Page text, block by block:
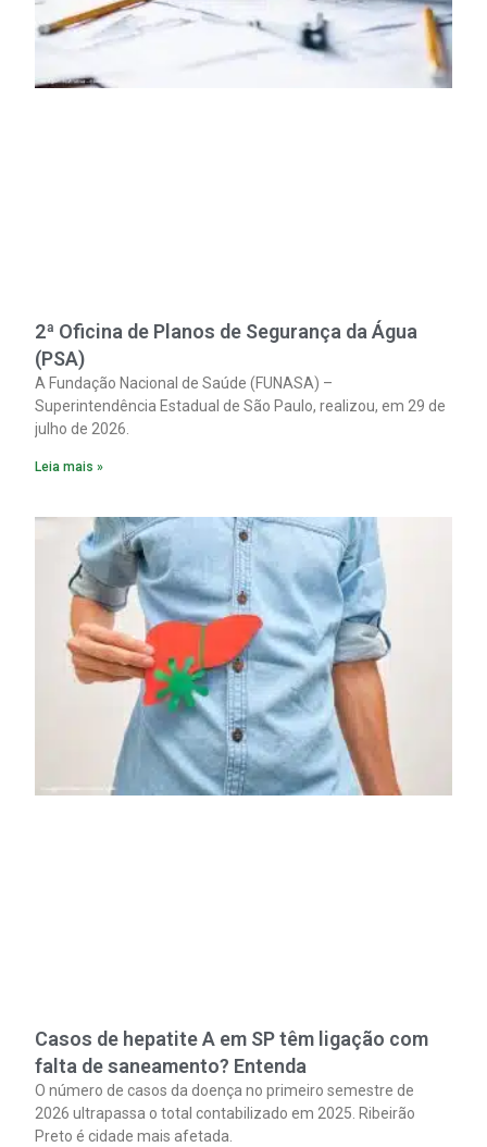
2ª Oficina de Planos de Segurança da Água
(PSA)
A Fundação Nacional de Saúde (FUNASA) –
Superintendência Estadual de São Paulo, realizou, em 29 de
julho de 2026.
Leia mais »
Casos de hepatite A em SP têm ligação com
falta de saneamento? Entenda
O número de casos da doença no primeiro semestre de
2026 ultrapassa o total contabilizado em 2025. Ribeirão
Preto é cidade mais afetada.